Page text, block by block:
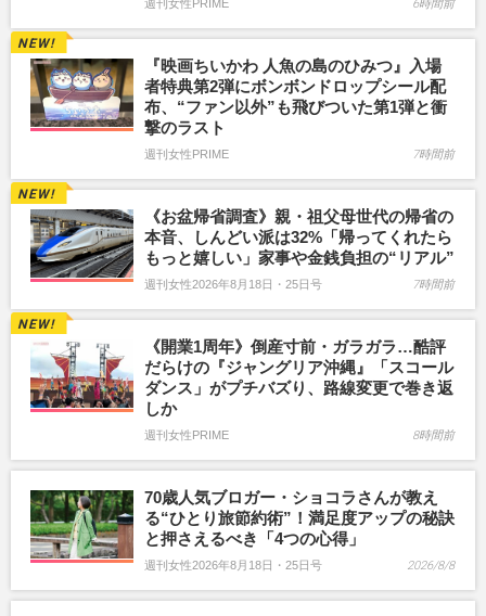
週刊女性PRIME 6時間前
『映画ちいかわ 人魚の島のひみつ』入場
者特典第2弾にボンボンドロップシール配
布、“ファン以外”も飛びついた第1弾と衝
撃のラスト
週刊女性PRIME 7時間前
《お盆帰省調査》親・祖父母世代の帰省の
本音、しんどい派は32%「帰ってくれたら
もっと嬉しい」家事や金銭負担の“リアル”
週刊女性2026年8月18日・25日号 7時間前
《開業1周年》倒産寸前・ガラガラ…酷評
だらけの『ジャングリア沖縄』「スコール
ダンス」がプチバズり、路線変更で巻き返
しか
週刊女性PRIME 8時間前
70歳人気ブロガー・ショコラさんが教え
る“ひとり旅節約術”！満足度アップの秘訣
と押さえるべき「4つの心得」
週刊女性2026年8月18日・25日号 2026/8/8